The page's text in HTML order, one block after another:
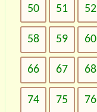
50 51 52
58 59 60
66 67 68
74 75 76